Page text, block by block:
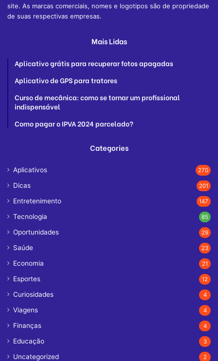
site. As marcas comerciais, nomes e logotipos são de propriedade
de suas respectivas empresas.
Mais Lidas
Aplicativo grátis para recuperar fotos apagadas
Aplicativo de GPS para tratores
Curso de mecânica: como se tornar um profissional
indispensável
Como pagar o IPVA 2024 parcelado?
Categories
Aplicativos 270
Dicas 201
Entretenimento 147
Tecnologia 85
Oportunidades 29
Saúde 23
Economia 21
Esportes 12
Curiosidades 4
Viagens 4
Finanças 4
Educação 3
Uncategorized 2